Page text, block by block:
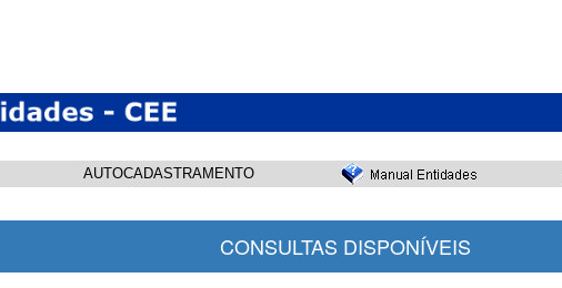
AUTOCADASTRAMENTO
CONSULTAS DISPONÍVEIS